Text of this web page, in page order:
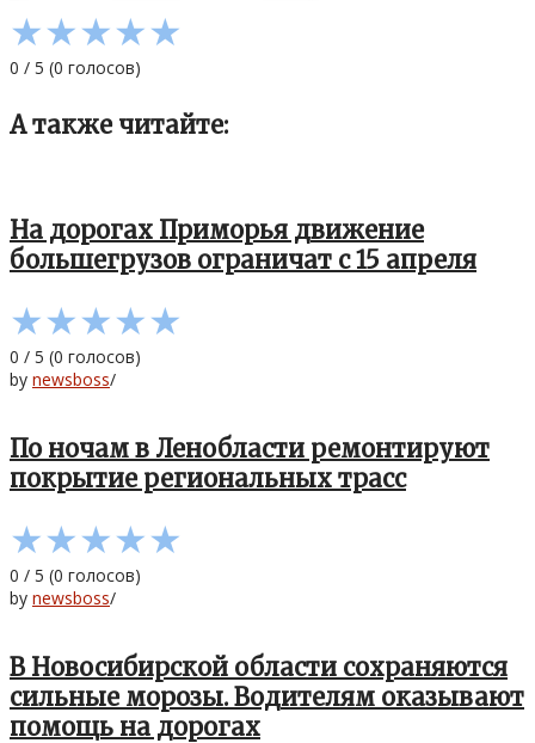
★★★★★
0 / 5 (0 голосов)
А также читайте:
На дорогах Приморья движение
большегрузов ограничат с 15 апреля
★★★★★
0 / 5 (0 голосов)
by newsboss/
По ночам в Ленобласти ремонтируют
покрытие региональных трасс
★★★★★
0 / 5 (0 голосов)
by newsboss/
В Новосибирской области сохраняются
сильные морозы. Водителям оказывают
помощь на дорогах